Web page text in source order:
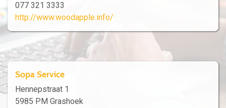
077 321 3333
http://www.woodapple.info/
Sopa Service
Hennepstraat 1
5985 PM Grashoek